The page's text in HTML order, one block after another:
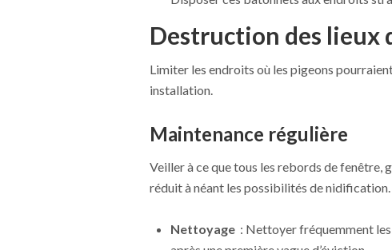
Destruction des lieux
Limiter les endroits où les pigeons
installation.
Maintenance régulière
Veiller à ce que tous les rebords de
réduit à néant les possibilités de nidification.
Nettoyage: Nettoyer fréquemment les